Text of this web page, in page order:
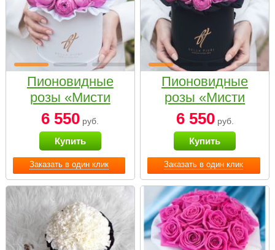
Заказать в один клик
Пионовидные
розы «Мисти
бабблс» в белой
коробке Small
6 550 руб.
Купить
Заказать в один клик
Пионовидные
розы «Мисти
бабблс» в
черной коробке
Small
6 550руб.
Купить